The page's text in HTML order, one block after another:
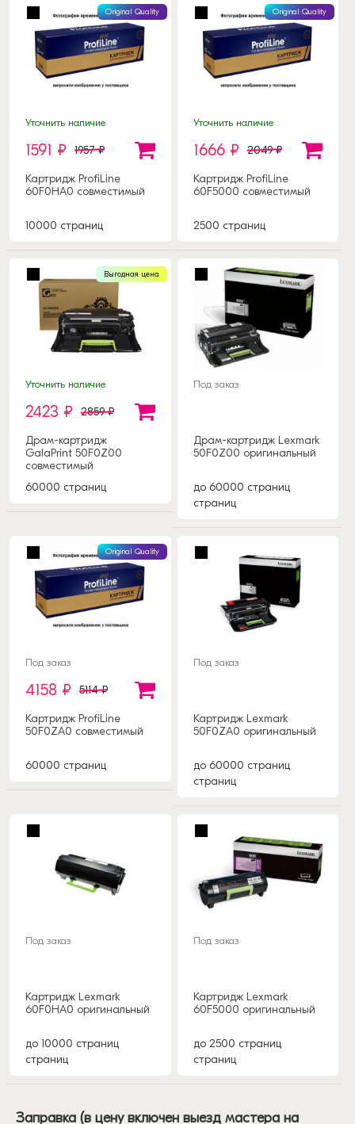
Original Quality
Уточнить наличие
1591 ₽ 1957 ₽
Картридж ProfiLine
60F0HA0 совместимый
10000 страниц
Original Quality
Уточнить наличие
1666 ₽ 2049 ₽
Картридж ProfiLine
60F5000 совместимый
2500 страниц
Выгодная цена
Уточнить наличие
2423 ₽ 2859 ₽
Драм-картридж
GalaPrint 50F0Z00
совместимый
60000 страниц
Под заказ
Драм-картридж Lexmark
50F0Z00 оригинальный
до 60000 страниц
страниц
Original Quality
Под заказ
4158 ₽ 5114 ₽
Картридж ProfiLine
50F0ZA0 совместимый
60000 страниц
Под заказ
Картридж Lexmark
50F0ZA0 оригинальный
до 60000 страниц
страниц
Под заказ
Картридж Lexmark
60F0HA0 оригинальный
до 10000 страниц
страниц
Под заказ
Картридж Lexmark
60F5000 оригинальный
до 2500 страниц
страниц
Заправка (в цену включен выезд мастера на